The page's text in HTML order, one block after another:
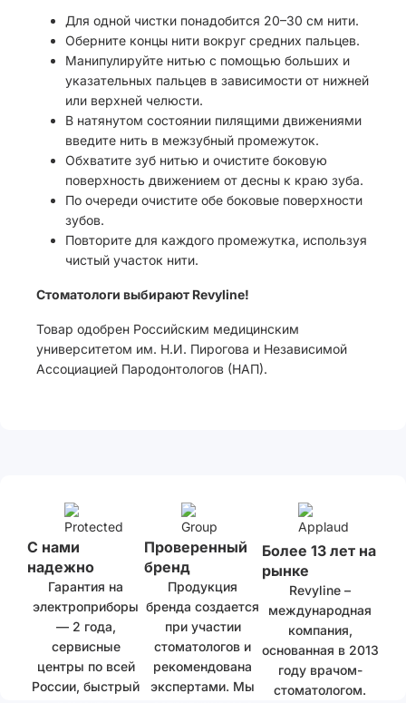
Для одной чистки понадобится 20–30 см нити.
Оберните концы нити вокруг средних пальцев.
Манипулируйте нитью с помощью больших и
указательных пальцев в зависимости от нижней
или верхней челюсти.
В натянутом состоянии пилящими движениями
введите нить в межзубный промежуток.
Обхватите зуб нитью и очистите боковую
поверхность движением от десны к краю зуба.
По очереди очистите обе боковые поверхности
зубов.
Повторите для каждого промежутка, используя
чистый участок нити.
Стоматологи выбирают Revyline!
Товар одобрен Российским медицинским
университетом им. Н.И. Пирогова и Независимой
Ассоциацией Пародонтологов (НАП).
С нами
надежно
Гарантия на
электроприборы
— 2 года,
сервисные
центры по всей
России, быстрый
Проверенный
бренд
Продукция
бренда создается
при участии
стоматологов и
рекомендована
экспертами. Мы
Более 13 лет на
рынке
Revyline –
международная
компания,
основанная в 2013
году врачом-
стоматологом.